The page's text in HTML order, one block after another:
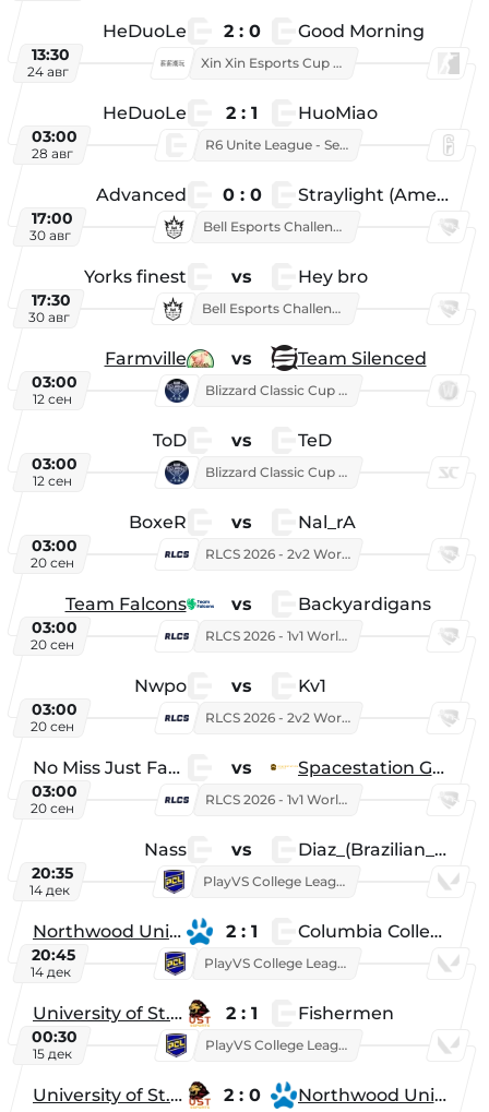
HeDuoLe 2 : 0 Good Morning
13:30
24 авг
Xin Xin Esports Cup 2026
HeDuoLe 2 : 1 HuoMiao
03:00
28 авг
R6 Unite League - Season 1
Advanced 0 : 0 Straylight (American team)
17:00
30 авг
Bell Esports Challenge 2026
Yorks finest vs Hey bro
17:30
30 авг
Bell Esports Challenge 2026
Farmville vs Team Silenced
03:00
12 сен
Blizzard Classic Cup 2026
ToD vs TeD
03:00
12 сен
Blizzard Classic Cup 2026
BoxeR vs Nal_rA
03:00
20 сен
RLCS 2026 - 2v2 World Championship
Team Falcons vs Backyardigans
03:00
20 сен
RLCS 2026 - 1v1 World Championship
Nwpo vs Kv1
03:00
20 сен
RLCS 2026 - 2v2 World Championship
No Miss Just Fake vs Spacestation Gaming
03:00
20 сен
RLCS 2026 - 1v1 World Championship
Nass vs Diaz_(Brazilian_Player)
20:35
14 дек
PlayVS College League 2025: Fall
Northwood University 2 : 1 Columbia College
20:45
14 дек
PlayVS College League 2025: Fall
University of St. Thomas 2 : 1 Fishermen
00:30
15 дек
PlayVS College League 2025: Fall
University of St. Thomas 2 : 0 Northwood University